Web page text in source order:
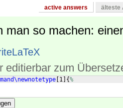
active answers älteste
man so machen:
editierbar zum
1 {%